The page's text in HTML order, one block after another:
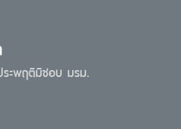
ระพฤติมิชอบ มรม.